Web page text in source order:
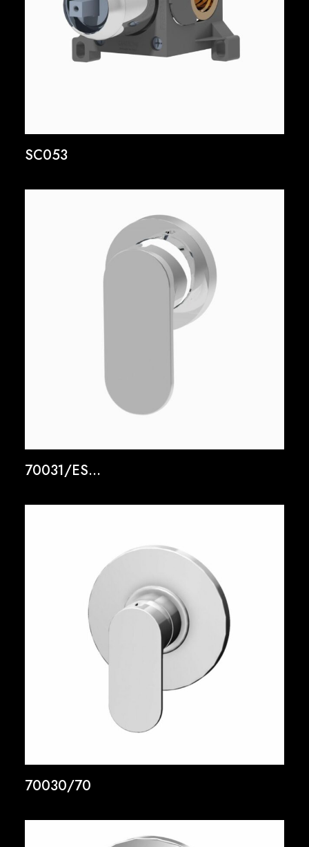
SC053
70031/ES...
70030/70